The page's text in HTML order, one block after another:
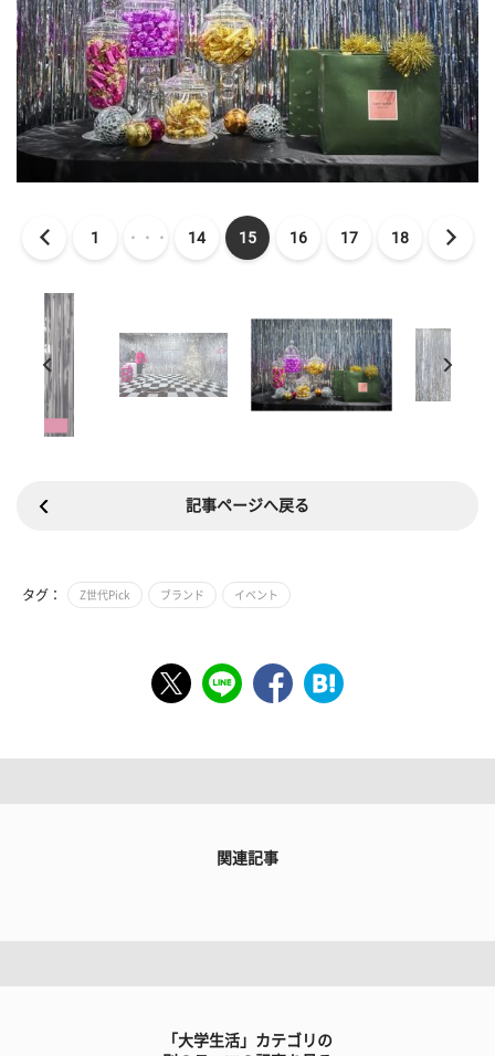
1 ・・・ 14 15 16 17 18
記事ページへ戻る
タグ： Z世代Pick ブランド イベント
関連記事
「大学生活」カテゴリの